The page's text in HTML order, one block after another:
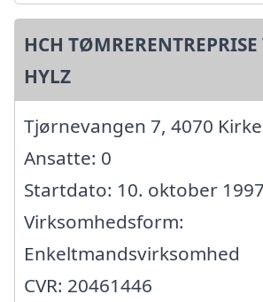
HCH
HYLZ
Tjørnevangen 7, 4070
Ansatte: 0
Startdato: 10. oktober
Virksomhedsform:
Enkeltmandsvirksomhed
CVR: 20461446